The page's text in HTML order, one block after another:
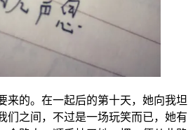
来的。在一起后的第十天，她向我坦
们之间，不过是一场玩笑而已，她有